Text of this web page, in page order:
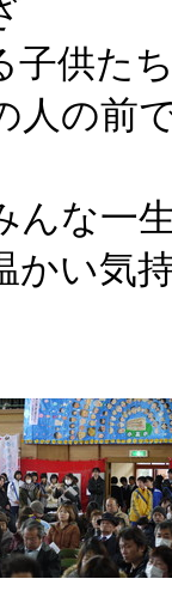
子供た
人の前
んな一
かい気